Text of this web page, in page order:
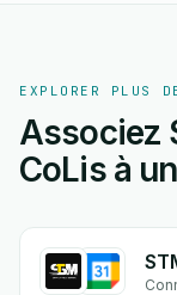
EXPLORER PLUS
Associez
CoLis à